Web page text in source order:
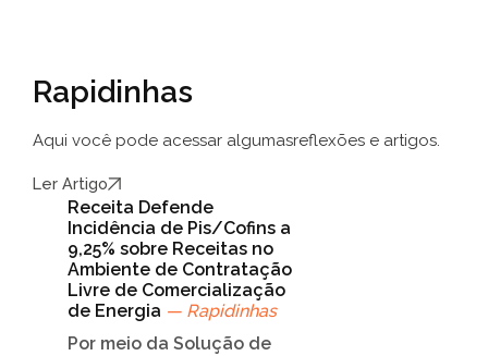
Rapidinhas
Aqui você pode acessar algumasreflexões e artigos.
Ler Artigo
Receita Defende
Incidência de Pis/Cofins a
9,25% sobre Receitas no
Ambiente de Contratação
Livre de Comercialização
de Energia — Rapidinhas
Por meio da Solução de